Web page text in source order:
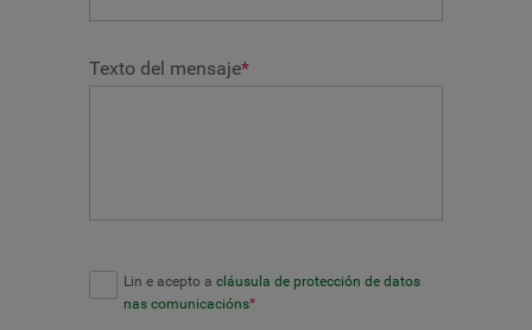
Texto del mensaje*
Lin e acepto a cláusula de protección de datos
nas comunicacións*